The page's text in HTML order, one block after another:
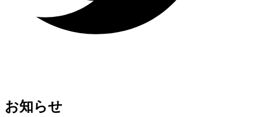
お知らせ